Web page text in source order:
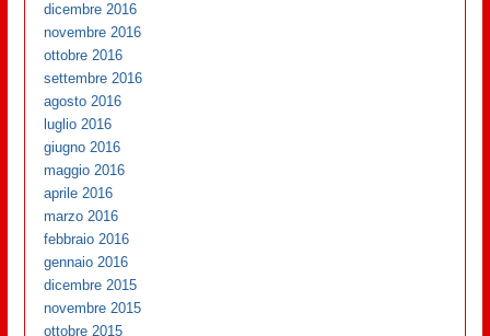
dicembre 2016
novembre 2016
ottobre 2016
settembre 2016
agosto 2016
luglio 2016
giugno 2016
maggio 2016
aprile 2016
marzo 2016
febbraio 2016
gennaio 2016
dicembre 2015
novembre 2015
ottobre 2015